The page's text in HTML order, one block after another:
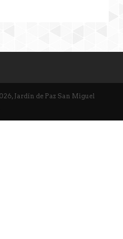
Jardín de Paz San Miguel